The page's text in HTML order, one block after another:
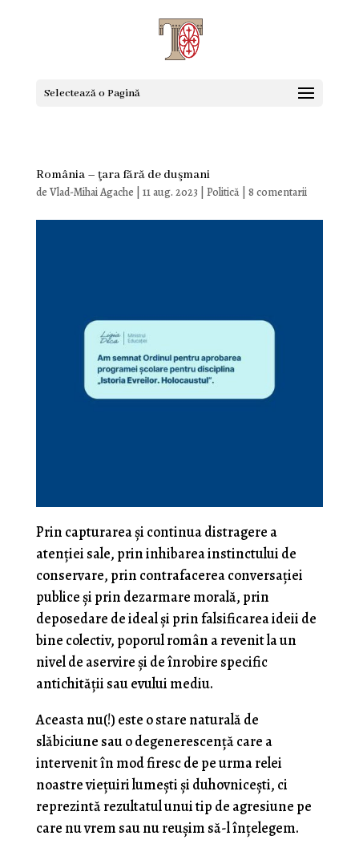
Selectează o Pagină
România – ţara fără de duşmani
de Vlad-Mihai Agache 11 aug. 2023 Politică| 8 comentarii
Prin capturarea şi continua distragere a
atenţiei sale, prin inhibarea instinctului de
conservare, prin contrafacerea conversaţiei
publice şi prin dezarmare morală, prin
deposedare de ideal şi prin falsificarea ideii de
bine colectiv, poporul român a revenit la un
nivel de aservire şi de înrobire specific
antichităţii sau evului mediu.
Aceasta nu(!) este o stare naturală de
slăbiciune sau o degenerescenţă care a
intervenit în mod firesc de pe urma relei
noastre vieţuiri lumeşti şi duhovniceşti, ci
reprezintă rezultatul unui tip de agresiune pe
care nu vrem sau nu reuşim să-l înţelegem.